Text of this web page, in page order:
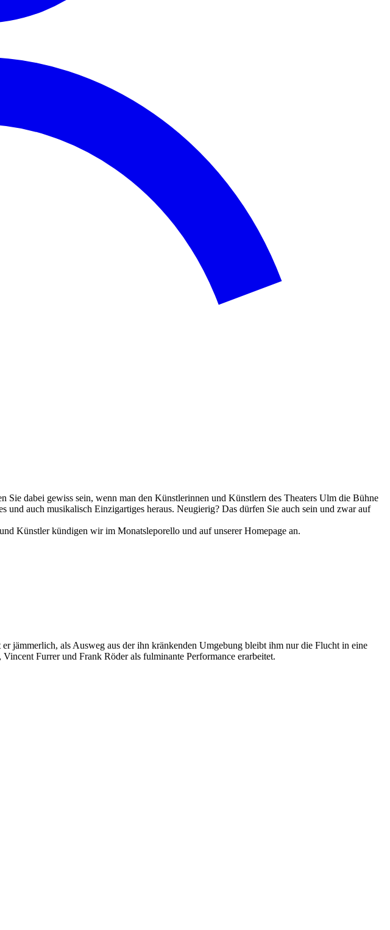
Sie dabei gewiss sein, wenn man den Künstlerinnen und Künstlern des Theaters Ulm die Bühne
auch musikalisch Einzigartiges heraus. Neugierig? Das dürfen Sie auch sein und zwar auf
Künstler kündigen wir im Monatsleporello und auf unserer Homepage an.
jämmerlich, als Ausweg aus der ihn kränkenden Umgebung bleibt ihm nur die Flucht in eine
Furrer und Frank Röder als fulminante Performance erarbeitet.